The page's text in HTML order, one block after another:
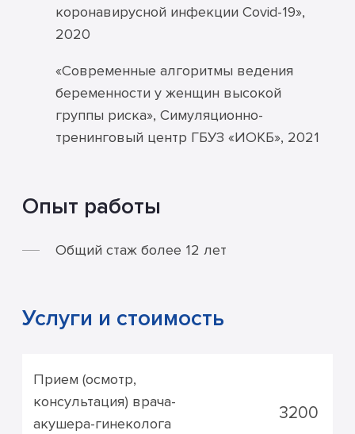
коронавирусной инфекции Covid-19»,
2020
«Современные алгоритмы ведения
беременности у женщин высокой
группы риска», Симуляционно-
тренинговый центр ГБУЗ «ИОКБ», 2021
Опыт работы
Общий стаж более 12 лет
Услуги и стоимость
Прием (осмотр,
консультация) врача-
акушера-гинеколога
3200